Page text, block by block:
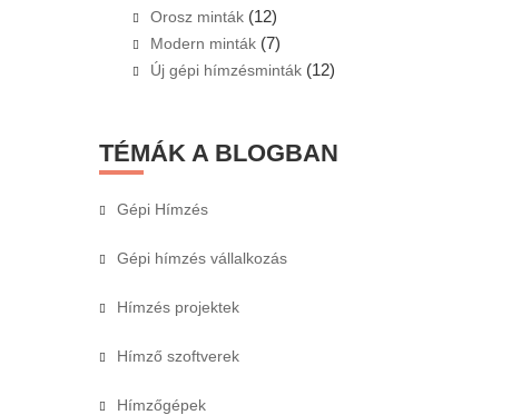
Orosz minták (12)
Modern minták (7)
Új gépi hímzésminták (12)
TÉMÁK A BLOGBAN
Gépi Hímzés
Gépi hímzés vállalkozás
Hímzés projektek
Hímző szoftverek
Hímzőgépek